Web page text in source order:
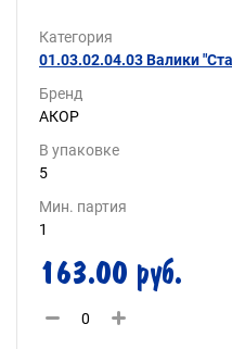
Категория
01.03.02.04.03 Валики
Бренд
АКОР
В упаковке
5
Мин. партия
1
163.00 руб.